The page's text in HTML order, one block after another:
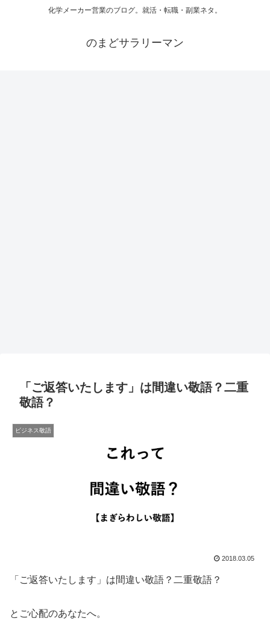
化学メーカー営業のブログ。就活・転職・副業ネタ。
のまどサラリーマン
「ご返答いたします」は間違い敬語？二重
敬語？
ビジネス敬語
2018.03.05
「ご返答いたします」は間違い敬語？二重敬語？
とご心配のあなたへ。